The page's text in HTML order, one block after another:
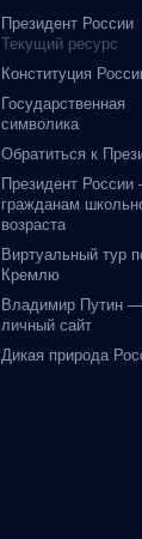
Президент России
Текущий ресурс
Конституция
Государственная
символика
Обратиться к
Президент
гражданам
возраста
Виртуальный тур
Кремлю
Владимир Путин —
личный сайт
Дикая природа